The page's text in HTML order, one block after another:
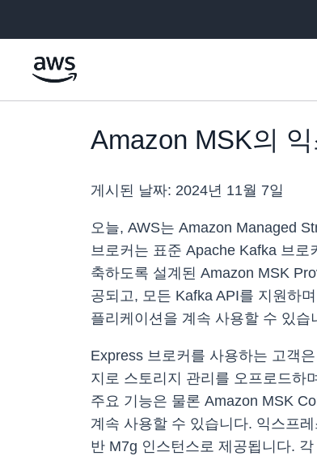
Amazon MSK의
게시된 날짜: 2024년 11월 7일
오늘, AWS는 Amazon Managed
브로커는 표준 Apache Kafka 브
축하도록 설계된 Amazon MSK
공되고, 모든 Kafka API를 지원하
플리케이션을 계속 사용할 수 있습
Express 브로커를 사용하는 고객
지로 스토리지 관리를 오프로드하
주요 기능은 물론 Amazon MSK
계속 사용할 수 있습니다. 익스프
반 M7g 인스턴스로 제공됩니다.